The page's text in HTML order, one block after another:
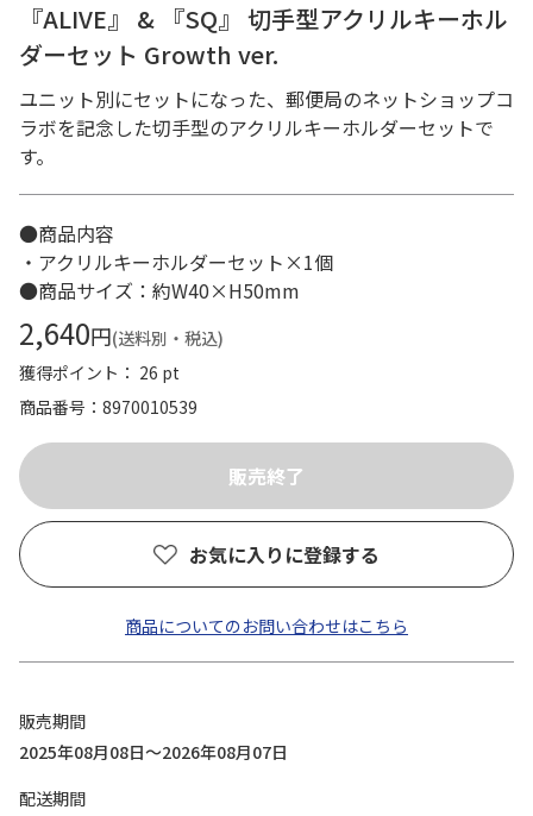
『ALIVE』 & 『SQ』 切手型アクリルキーホル
ダーセット Growth ver.
ユニット別にセットになった、郵便局のネットショップコ
ラボを記念した切手型のアクリルキーホルダーセットで
す。
●商品内容
・アクリルキーホルダーセット×1個
●商品サイズ：約W40×H50mm
2,640円(送料別・税込)
獲得ポイント： 26 pt
商品番号
8970010539
お気に入りに登録する
商品についてのお問い合わせはこちら
販売期間
2025年08月08日～2026年08月07日
配送期間